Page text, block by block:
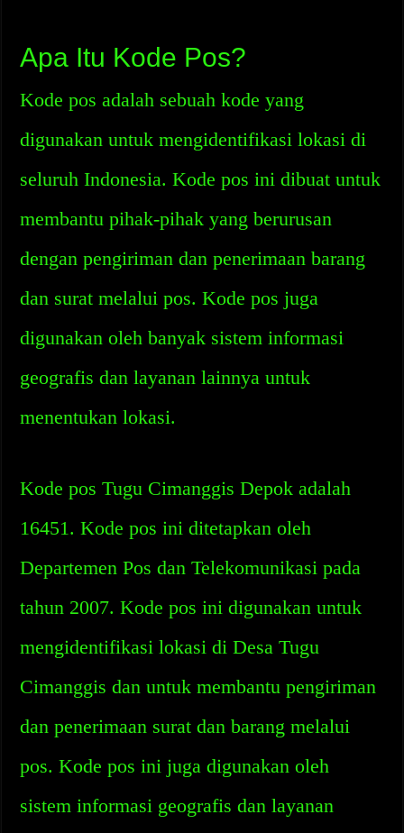
Apa Itu Kode Pos?
Kode pos adalah sebuah kode yang
digunakan untuk mengidentifikasi lokasi di
seluruh Indonesia. Kode pos ini dibuat untuk
membantu pihak-pihak yang berurusan
dengan pengiriman dan penerimaan barang
dan surat melalui pos. Kode pos juga
digunakan oleh banyak sistem informasi
geografis dan layanan lainnya untuk
menentukan lokasi.
Kode pos Tugu Cimanggis Depok adalah
16451. Kode pos ini ditetapkan oleh
Departemen Pos dan Telekomunikasi pada
tahun 2007. Kode pos ini digunakan untuk
mengidentifikasi lokasi di Desa Tugu
Cimanggis dan untuk membantu pengiriman
dan penerimaan surat dan barang melalui
pos. Kode pos ini juga digunakan oleh
sistem informasi geografis dan layanan